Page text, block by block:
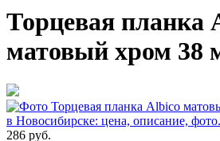
Торцевая планка
матовый хром 38
286 руб.